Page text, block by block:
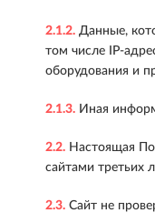
2.1.2. Данные,
том числе IP-
оборудования и
2.1.3. Иная
2.2. Настоящая
сайтами третьих
2.3. Сайт не